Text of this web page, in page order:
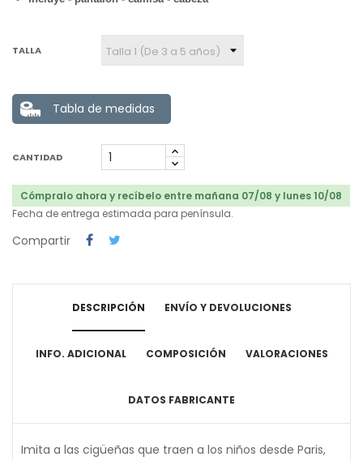
TALLA
Tabla de medidas
CANTIDAD
Cómpralo ahora y recíbelo entre mañana 07/08 y lunes 10/08
Fecha de entrega estimada para península.
Compartir
DESCRIPCIÓN ENVÍO Y DEVOLUCIONES
INFO. ADICIONAL COMPOSICIÓN VALORACIONES
DATOS FABRICANTE
Imita a las cigüeñas que traen a los niños desde Paris,